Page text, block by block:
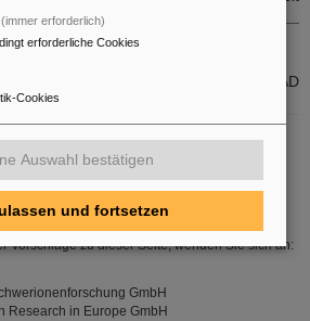
finden Sie auch
Gruppe PER-PAD
| E-Mail:
K.Schiebel
12 Uhr
von Beiträgen:
https://kurier.gsi.de
Vorschläge zu dieser Seite, wenden Sie sich an:
GmbH
Research in Europe GmbH
(immer erforderlich)
erforderliche Cookies
Cookies
Auswahl bestätigen
und fortsetzen